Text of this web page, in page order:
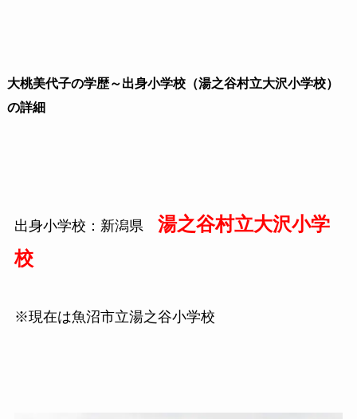
大桃美代子の学歴～出身小学校（湯之谷村立大沢小学校）
の詳細
出身小学校：新潟県 湯之谷村立大沢小学
校
※現在は魚沼市立湯之谷小学校